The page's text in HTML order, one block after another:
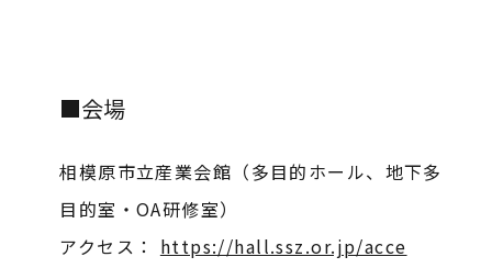
■会場
相模原市立産業会館（多目的ホール、地下多
目的室・OA研修室）
アクセス： https://hall.ssz.or.jp/acce